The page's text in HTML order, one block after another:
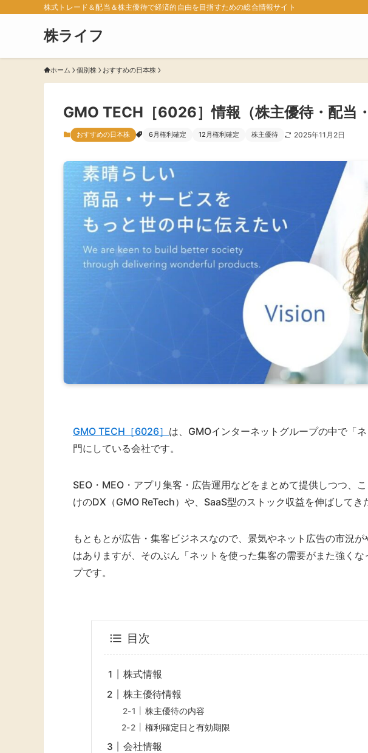
株式トレード＆配当＆株主優待で経済的自由を目指すための総合情報サイト
株ライフ
ホーム 個別株 おすすめの日本株
GMO TECH［6026］情報（株主優待・配当
おすすめの日本株 6月権利確定 12月権利確定 株主優待 2025年11月2日
GMO TECH［6026］ は、GMOインターネットグループの中で「
門にしている会社です。
SEO・MEO・アプリ集客・広告運用などをまとめて提供しつつ、
けのDX（GMO ReTech）や、SaaS型のストック収益を伸ばしてき
もともとが広告・集客ビジネスなので、景気やネット広告の市況
はありますが、そのぶん「ネットを使った集客の需要がまた強く
プです。
目次
株式情報
株主優待情報
株主優待の内容
権利確定日と有効期限
会社情報